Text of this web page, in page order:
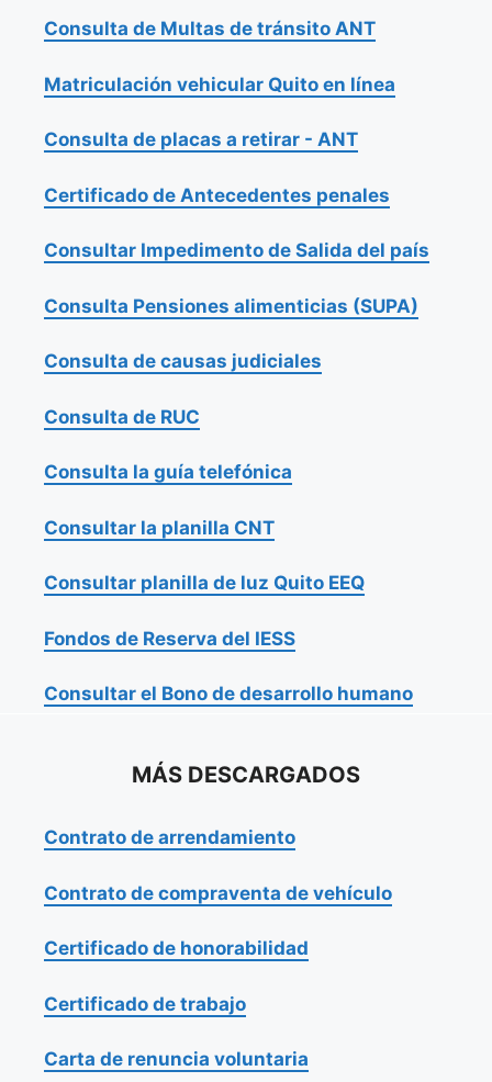
Consulta de Multas de tránsito ANT
Matriculación vehicular Quito en línea
Consulta de placas a retirar - ANT
Certificado de Antecedentes penales
Consultar Impedimento de Salida del país
Consulta Pensiones alimenticias (SUPA)
Consulta de causas judiciales
Consulta de RUC
Consulta la guía telefónica
Consultar la planilla CNT
Consultar planilla de luz Quito EEQ
Fondos de Reserva del IESS
Consultar el Bono de desarrollo humano
MÁS DESCARGADOS
Contrato de arrendamiento
Contrato de compraventa de vehículo
Certificado de honorabilidad
Certificado de trabajo
Carta de renuncia voluntaria